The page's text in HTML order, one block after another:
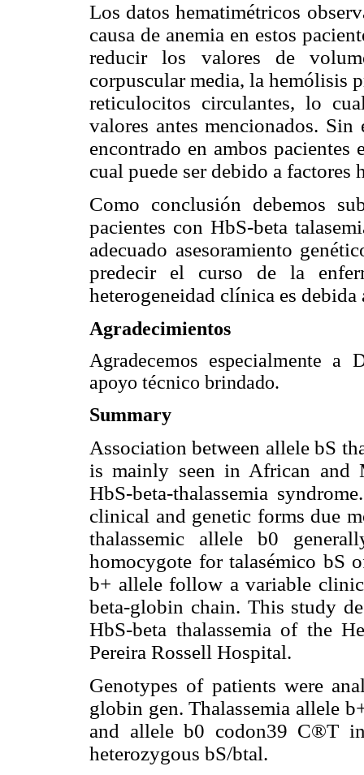
Los datos hematimétricos
causa de anemia en estos
reducir los valores de
corpuscular media, la hemólisis
reticulocitos circulantes, lo
valores antes mencionados.
encontrado en ambos
cual puede ser debido a factores
Como conclusión debemos
pacientes con HbS-beta
adecuado asesoramiento
predecir el curso de la
heterogeneidad clínica es
Agradecimientos
Agradecemos especialmente
apoyo técnico brindado.
Summary
Association between allele bS
is mainly seen in African and
HbS-beta-thalassemia
clinical and genetic forms due
thalassemic allele b0
homocygote for talasémico bS
b+ allele follow a variable
beta-globin chain. This study
HbS-beta thalassemia of the
Pereira Rossell Hospital.
Genotypes of patients were
globin gen. Thalassemia allele b
and allele b0 codon39 C®T
heterozygous bS/btal.